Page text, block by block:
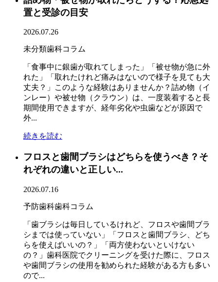
置と受診の目安
2026.07.26
未分類歯科コラム
「食事中に銀歯が取れてしまった」「被せ物が急に外
れた」「取れたけれど痛みはないので様子を見ても大
丈夫？」このような経験はありませんか？詰め物（イ
ンレー）や被せ物（クラウン）は、一度装着すると長
期間使用できますが、経年劣化や虫歯などが原因で
外...
続きを読む
フロスと歯間ブラシはどちらを使うべき？そ
れぞれの違いと正しい...
2026.07.16
予防歯科歯科コラム
「歯ブラシは毎日しているけれど、フロスや歯間ブラ
シまでは使っていない」「フロスと歯間ブラシ、どち
らを使えばいいの？」「両方使わないといけない
の？」歯科医院でクリーニングを受けた際に、フロス
や歯間ブラシの使用を勧められた経験がある方も多い
ので...